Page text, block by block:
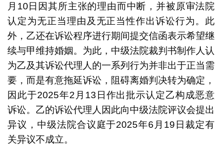
月10日因其所主张的理由而中断，并被原审法院
认定为无正当理由及无正当性作出诉讼行为。此
外，乙还在诉讼程序进行期间提交信函表示希望继
续与甲维持婚姻。为此，中级法院裁判书制作人认
为乙及其诉讼代理人的一系列行为并非出于正当需
要，而是有意拖延诉讼，阻碍离婚判决转为确定，
因此于2025年2月13日作出批示认定乙构成恶意
诉讼。乙的诉讼代理人因此向中级法院评议会提出
异议，中级法院合议庭于2025年6月19日裁定有
关异议不成立。